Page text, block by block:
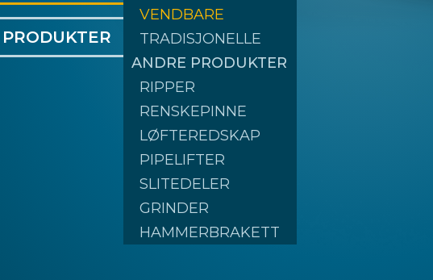
VENDBARE
TRADISJONELLE
ANDRE PRODUKTER
RIPPER
RENSKEPINNE
LØFTEREDSKAP
PIPELIFTER
SLITEDELER
GRINDER
HAMMERBRAKETT
PRODUKTER